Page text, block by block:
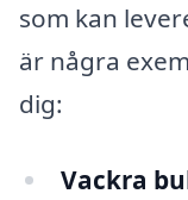
som kan
är några
dig:
Vackra